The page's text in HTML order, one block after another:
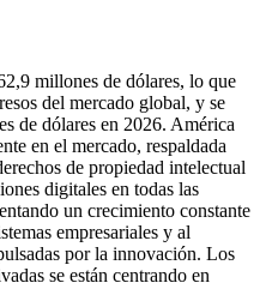
millones de dólares, lo que
del mercado global, y se
de dólares en 2026. América
en el mercado, respaldada
de propiedad intelectual
digitales en todas las
un crecimiento constante
empresariales y al
por la innovación. Los
se están centrando en